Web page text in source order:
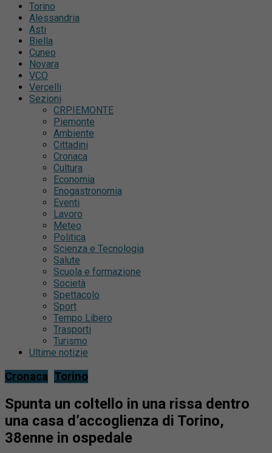
Torino
Alessandria
Asti
Biella
Cuneo
Novara
VCO
Vercelli
Sezioni
CRPIEMONTE
Piemonte
Ambiente
Cittadini
Cronaca
Cultura
Economia
Enogastronomia
Eventi
Lavoro
Meteo
Politica
Scienza e Tecnologia
Salute
Scuola e formazione
Società
Spettacolo
Sport
Tempo Libero
Trasporti
Turismo
Ultime notizie
Cronaca Torino
Spunta un coltello in una rissa dentro
una casa d’accoglienza di Torino,
38enne in ospedale